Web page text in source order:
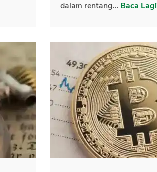
dalam rentang... Baca Lagi